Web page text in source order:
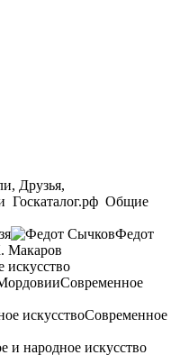
Друзья,
Госкаталог.рф Общие
Федот
Макаров
искусство
Современное
Современное